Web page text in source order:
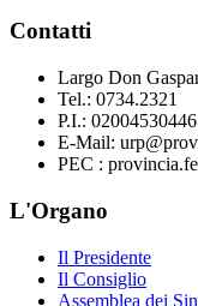
Contatti
Largo Don
Tel.: 0734.2321
P.I.:
E-Mail:
PEC :
L'Organo
Il Presidente
Il Consiglio
Assemblea dei